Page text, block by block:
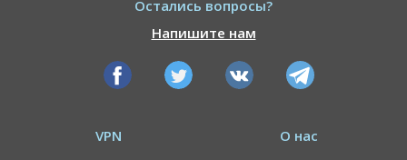
Остались вопросы?
Напишите нам
VPN
О нас